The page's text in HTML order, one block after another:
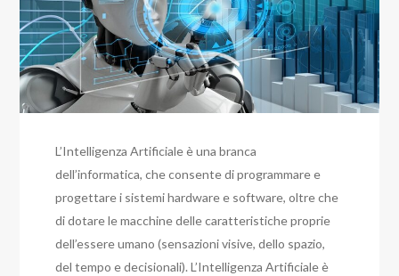
L’Intelligenza Artificiale è una branca
dell’informatica, che consente di programmare e
progettare i sistemi hardware e software, oltre che
di dotare le macchine delle caratteristiche proprie
dell’essere umano (sensazioni visive, dello spazio,
del tempo e decisionali). L’Intelligenza Artificiale è